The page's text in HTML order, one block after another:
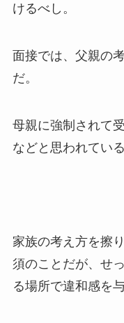
けるべし。
面接では、父親の
だ。
母親に強制されて
などと思われてい
家族の考え方を擦
須のことだが、せ
る場所で違和感を